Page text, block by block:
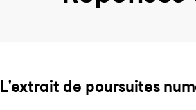
L'extrait de poursuites